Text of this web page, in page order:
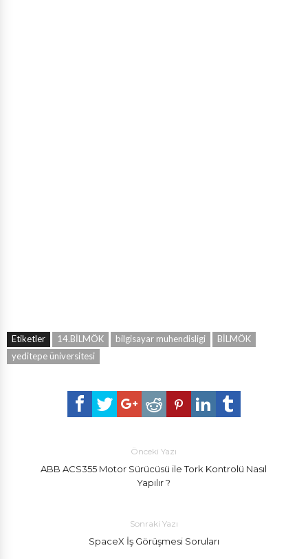
Etiketler 14.BİLMÖK bilgisayar muhendisligi
BİLMÖK
yeditepe üniversitesi
Önceki Yazı
ABB ACS355 Motor Sürücüsü ile Tork Kontrolü Nasıl
Yapılır ?
Sonraki Yazı
SpaceX İş Görüşmesi Soruları